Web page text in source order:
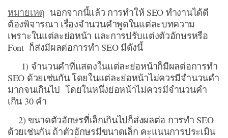
หมายเหตุ นอกจากนี้แล้ว การทำให้ SEO ทำงานได้ดี
ต้องพิจารณา เรื่องจำนวนคำพูดในแต่ละบทความ
เพราะในแต่ละย่อหน้า และการปรับแต่งตัวอักษรหรือ
Font ก็ส่งมีผลต่อการทำ SEO มีดังนี้
1) จำนวนคำที่แสดงในแต่ละย่อหน้าก็มีผลต่อการทำ
SEO ด้วยเช่นกัน โดยในแต่ละย่อหน้าไม่ควรมีจำนวนคำ
มากจนเกินไป โดยในหนึ่งย่อหน้าไม่ควรมีจำนวนคำ
เกิน 30 คำ
2) ขนาดตัวอักษรที่เล็กเกินไปก็ส่งผลต่อ การทำ SEO
ด้วยเช่นกัน ถ้าตัวอักษรมีขนาดเล็ก คะแนนการประเมิน